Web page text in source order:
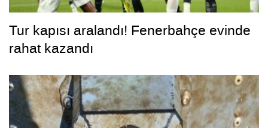
Tur kapısı aralandı! Fenerbahçe evinde
rahat kazandı